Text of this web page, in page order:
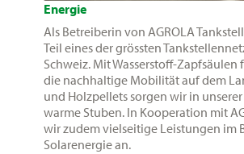
Energie
Als Betreiberin von AGROLA
Teil eines der grössten
Schweiz. Mit Wasserstoff-
die nachhaltige Mobilität auf dem
und Holzpellets sorgen wir in
warme Stuben. In Kooperation mit
wir zudem vielseitige Leistungen im
Solarenergie an.